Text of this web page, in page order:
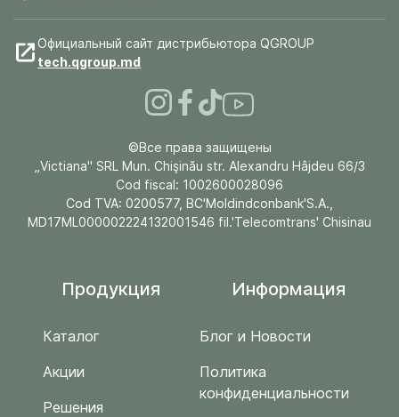
Официальный сайт дистрибьютора QGROUP
tech.qgroup.md
©Все права защищены
„Victiana" SRL Mun. Chişinău str. Alexandru Hâjdeu 66/3
Cod fiscal: 1002600028096
Cod TVA: 0200577, BC'Moldindconbank'S.A.,
MD17ML000002224132001546 fil.'Telecomtrans' Chisinau
Продукция
Каталог
Акции
Решения
Информация
Блог и Новости
Политика
конфиденциальности